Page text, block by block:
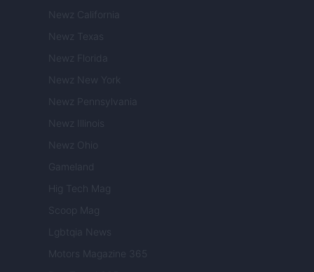
Newz California
Newz Texas
Newz Florida
Newz New York
Newz Pennsylvania
Newz Illinois
Newz Ohio
Gameland
Hig Tech Mag
Scoop Mag
Lgbtqia News
Motors Magazine 365